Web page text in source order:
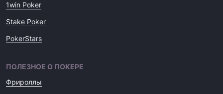
1win Poker
Stake Poker
PokerStars
ПОЛЕЗНОЕ О ПОКЕРЕ
Фрироллы